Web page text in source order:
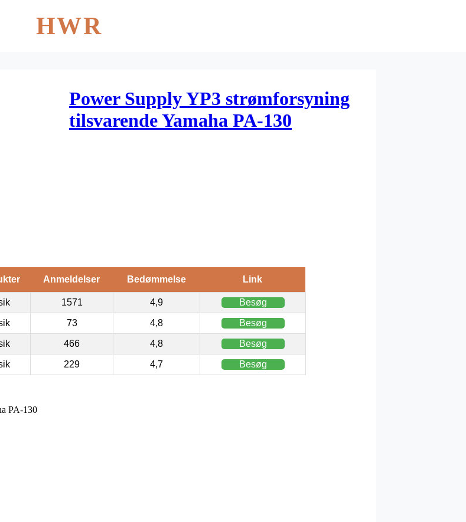
HWR
Power Supply YP3 strømforsyning
tilsvarende Yamaha PA-130
Anmeldelser Bedømmelse Link
1571 4,9 Besøg
73 4,8 Besøg
466 4,8 Besøg
229 4,7 Besøg
PA-130